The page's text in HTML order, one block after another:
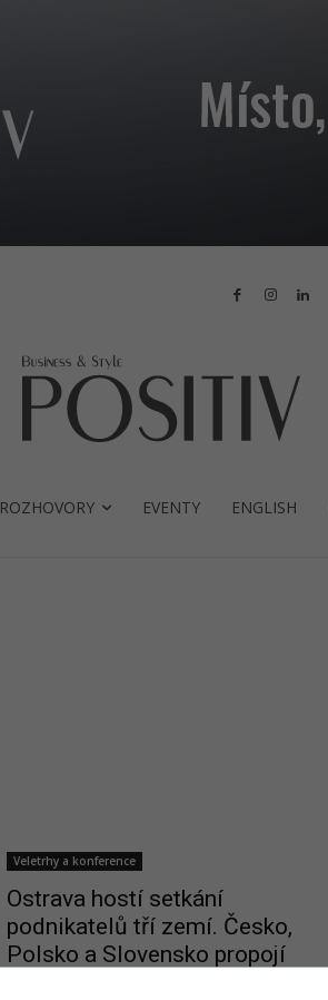
ROZHOVORY EVENTY ENGLISH
Veletrhy a konference
Ostrava hostí setkání
podnikatelů tří zemí. Česko,
Polsko a Slovensko propojí